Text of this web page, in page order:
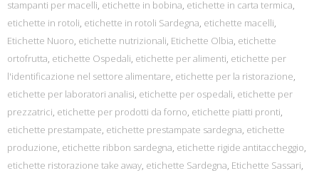
stampanti per macelli, etichette in bobina, etichette in carta termica,
etichette in rotoli, etichette in rotoli Sardegna, etichette macelli,
Etichette Nuoro, etichette nutrizionali, Etichette Olbia, etichette
ortofrutta, etichette Ospedali, etichette per alimenti, etichette per
l'identificazione nel settore alimentare, etichette per la ristorazione,
etichette per laboratori analisi, etichette per ospedali, etichette per
prezzatrici, etichette per prodotti da forno, etichette piatti pronti,
etichette prestampate, etichette prestampate sardegna, etichette
produzione, etichette ribbon sardegna, etichette rigide antitaccheggio,
etichette ristorazione take away, etichette Sardegna, Etichette Sassari,